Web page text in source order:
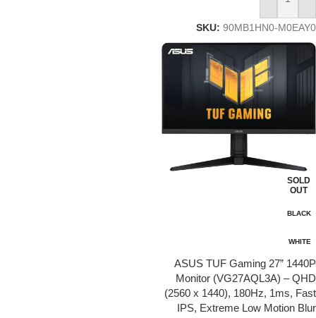
إضافة إلى السلة
SKU: 90MB1HN0-M0EAY0
SOLD
OUT
BLACK
WHITE
ASUS TUF Gaming 27” 1440P
Monitor (VG27AQL3A) – QHD
(2560 x 1440), 180Hz, 1ms, Fast
IPS, Extreme Low Motion Blur